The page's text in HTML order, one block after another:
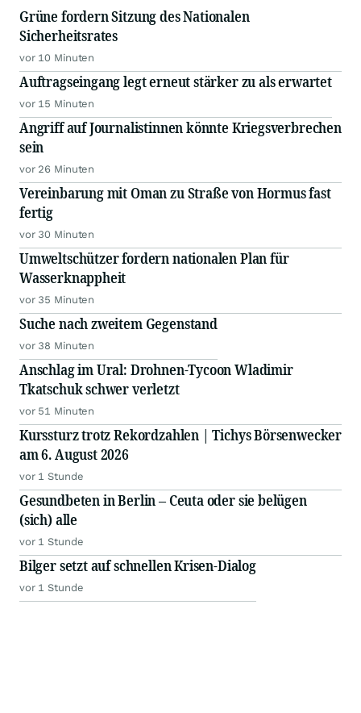
Grüne fordern Sitzung des Nationalen
Sicherheitsrates
vor 10 Minuten
Auftragseingang legt erneut stärker zu als erwartet
vor 15 Minuten
Angriff auf Journalistinnen könnte Kriegsverbrechen
sein
vor 26 Minuten
Vereinbarung mit Oman zu Straße von Hormus fast
fertig
vor 30 Minuten
Umweltschützer fordern nationalen Plan für
Wasserknappheit
vor 35 Minuten
Suche nach zweitem Gegenstand
vor 38 Minuten
Anschlag im Ural: Drohnen-Tycoon Wladimir
Tkatschuk schwer verletzt
vor 51 Minuten
Kurssturz trotz Rekordzahlen | Tichys Börsenwecker
am 6. August 2026
vor 1 Stunde
Gesundbeten in Berlin – Ceuta oder sie belügen
(sich) alle
vor 1 Stunde
Bilger setzt auf schnellen Krisen-Dialog
vor 1 Stunde